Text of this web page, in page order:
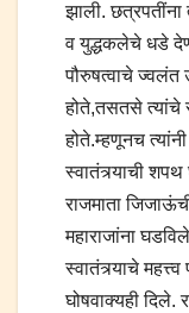
झाली. छत्रपतींना
व युद्धकलेचे धडे
पौरुषत्वाचे ज्वलंत
होते,तसतसे त्यांचे
होते.म्हणूनच त्यांनी
स्वातंत्र्याची
राजमाता
महाराजांना
स्वातंत्र्याचे
घोषवाक्यही दिले.